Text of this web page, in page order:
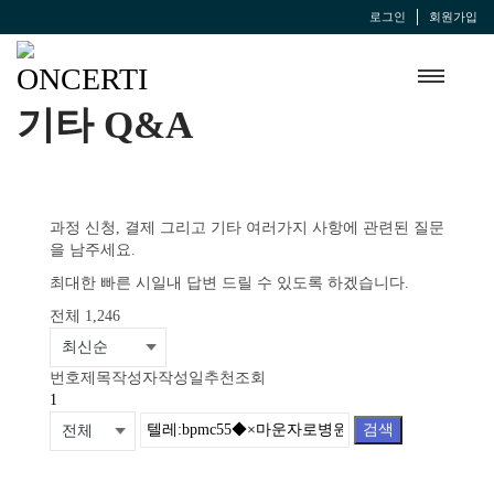
로그인 회원가입
기타 Q&A
과정 신청, 결제 그리고 기타 여러가지 사항에 관련된 질문
을 남주세요.
최대한 빠른 시일내 답변 드릴 수 있도록 하겠습니다.
전체 1,246
번호제목작성자작성일 추천 조회
1
검색